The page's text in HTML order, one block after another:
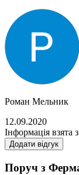
Роман Мельник
12.09.2020
Інформація взята
Додати відгук
Поруч з